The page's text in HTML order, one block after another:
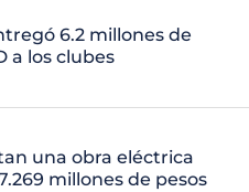
6.2 millones de
a los clubes
una obra eléctrica
millones de pesos